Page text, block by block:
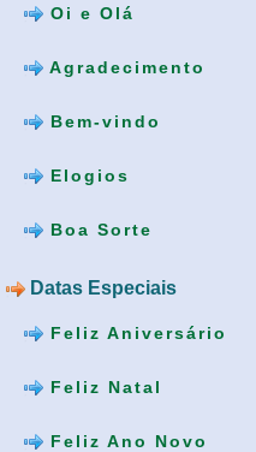
Oi e Olá
Agradecimento
Bem-vindo
Elogios
Boa Sorte
Datas Especiais
Feliz Aniversário
Feliz Natal
Feliz Ano Novo